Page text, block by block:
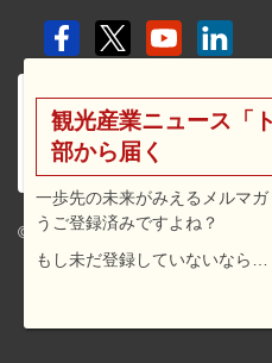
© 2026 travel voice.
観光産業ニュース「
部から届く
一歩先の未来がみえるメルマ
うご登録済みですよね？
もし未だ登録していないなら…